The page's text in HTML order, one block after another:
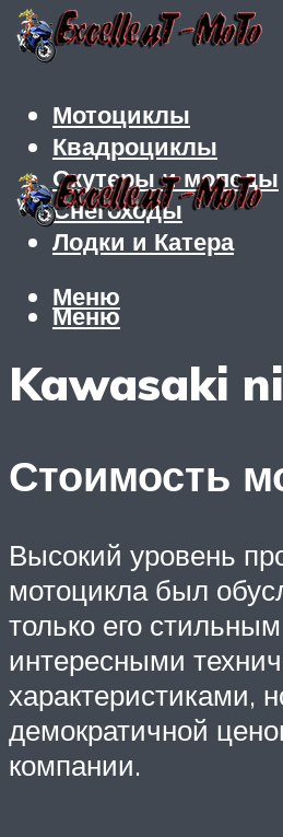
Мотоциклы
Квадроциклы
Скутеры и мопеды
Снегоходы
Лодки и Катера
Меню
Меню
Kawasaki
Стоимость
Высокий уровень
мотоцикла был
только его
интересными
характеристиками,
демократичной
компании.